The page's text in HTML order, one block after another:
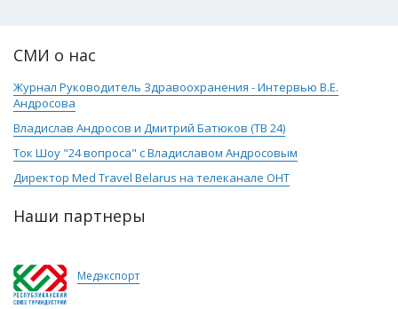
СМИ о нас
Журнал Руководитель Здравоохранения - Интервью В.Е.
Андросова
Владислав Андросов и Дмитрий Батюков (ТВ 24)
Ток Шоу "24 вопроса" с Владиславом Андросовым
Директор Med Travel Belarus на телеканале ОНТ
Наши партнеры
Медэкспорт